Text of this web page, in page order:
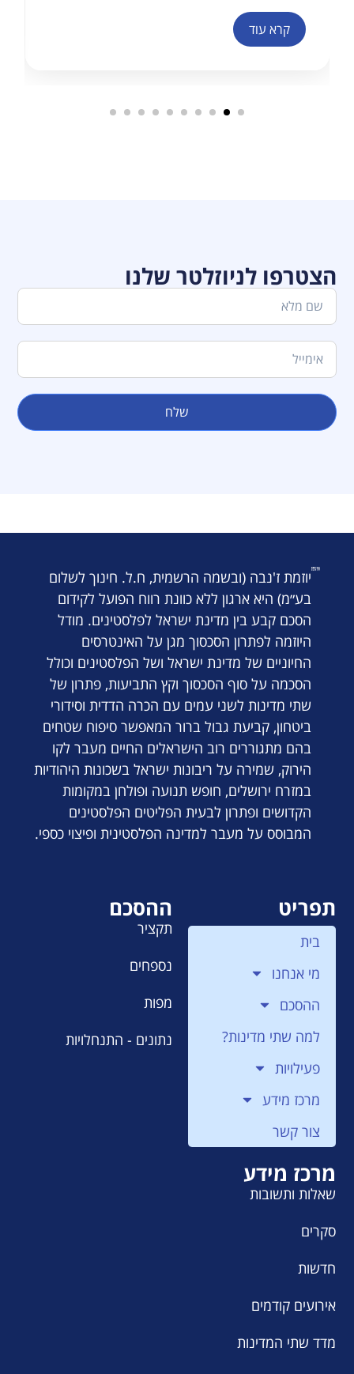
קרא עוד
הצטרפו לניוזלטר שלנו
שלח
יוזמת ז'נבה (ובשמה הרשמית, ח.ל. חינוך לשלום
בע״מ) היא ארגון ללא כוונת רווח הפועל לקידום
הסכם קבע בין מדינת ישראל לפלסטינים. מודל
היוזמה לפתרון הסכסוך מגן על האינטרסים
החיוניים של מדינת ישראל ושל הפלסטינים וכולל
הסכמה על סוף הסכסוך וקץ התביעות, פתרון של
שתי מדינות לשני עמים עם הכרה הדדית וסידורי
ביטחון, קביעת גבול ברור המאפשר סיפוח שטחים
בהם מתגוררים רוב הישראלים החיים מעבר לקו
הירוק, שמירה על ריבונות ישראל בשכונות היהודיות
במזרח ירושלים, חופש תנועה ופולחן במקומות
הקדושים ופתרון לבעית הפליטים הפלסטינים
המבוסס על מעבר למדינה הפלסטינית ופיצוי כספי.
תפריט
בית
מי אנחנו
ההסכם
למה שתי מדינות?
פעילויות
מרכז מידע
צור קשר
ההסכם
תקציר
נספחים
מפות
נתונים - התנחלויות
מרכז מידע
שאלות ותשובות
סקרים
חדשות
אירועים קודמים
מדד שתי המדינות